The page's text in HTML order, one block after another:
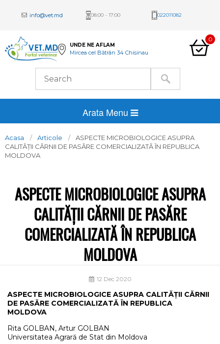
info@vet.md 08:00 - 17:00 022011082
UNDE NE AFLAM
Mircea cel Bătrân 34 Chisinau
0
Arata Menu
Acasa Articole
ASPECTE MICROBIOLOGICE ASUPRA
CALITĂȚII CĂRNII DE PASĂRE COMERCIALIZATĂ ÎN REPUBLICA
MOLDOVA
ASPECTE MICROBIOLOGICE ASUPRA
CALITĂȚII CĂRNII DE PASĂRE
COMERCIALIZATĂ ÎN REPUBLICA
MOLDOVA
12 Dec 2020
ASPECTE MICROBIOLOGICE ASUPRA CALITĂȚII CĂRNII
DE PASĂRE COMERCIALIZATĂ ÎN REPUBLICA
MOLDOVA
Rita GOLBAN, Artur GOLBAN
Universitatea Agrară de Stat din Moldova